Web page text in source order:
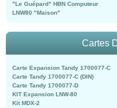
"Le Guépard" HBN Computeur
LNW80 "Maison"
Cartes
Carte Expansion Tandy 1700077-C
Carte Tandy 1700077-C (DIN)
Carte Tandy 1700077-D
KIT Expansion LNW-80
Kit MDX-2